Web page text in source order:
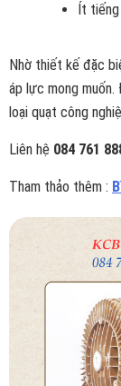
Ít tiếng
Nhờ thiết kế đặc
áp lực mong
loại quạt công
Liên hệ 084 761
Tham thảo thêm :